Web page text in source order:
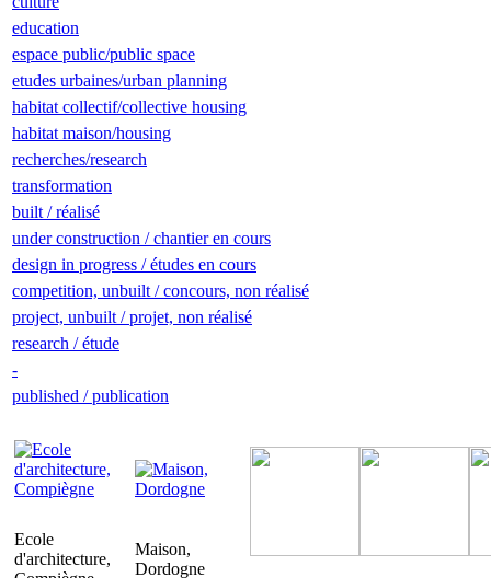
education
espace public/public space
etudes urbaines/urban planning
habitat collectif/collective housing
habitat maison/housing
recherches/research
transformation
built / réalisé
under construction / chantier en cours
design in progress / études en cours
competition, unbuilt / concours, non réalisé
project, unbuilt / projet, non réalisé
research / étude
-
published / publication
Ecole
d'architecture,
Maison,
Dordogne